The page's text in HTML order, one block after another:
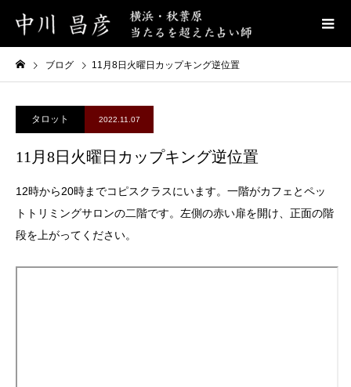
ブログ 11月8日火曜日カップキング逆位置
タロット 2022.11.07
11月8日火曜日カップキング逆位置
12時から20時までコピスクラスにいます。一階がカフェとペッ
トトリミングサロンの二階です。左側の赤い扉を開け、正面の階
段を上がってください。